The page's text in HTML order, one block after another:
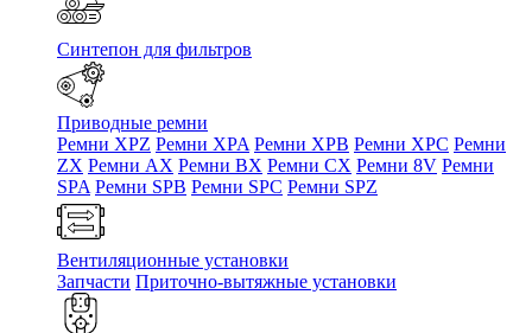
Синтепон для фильтров
Приводные ремни
Ремни XPZ Ремни XPA Ремни XPB Ремни XPC Ремни
ZX Ремни AX Ремни BX Ремни CX Ремни 8V Ремни
SPA Ремни SPB Ремни SPC Ремни SPZ
Вентиляционные установки
Запчасти Приточно-вытяжные установки